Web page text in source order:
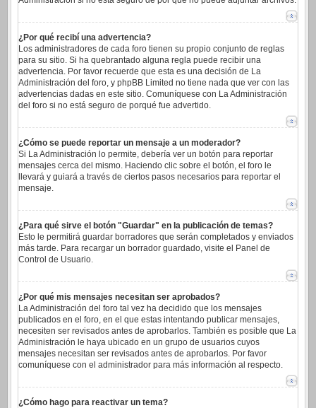
¿Por qué recibí una advertencia?
Los administradores de cada foro tienen su propio conjunto de reglas
para su sitio. Si ha quebrantado alguna regla puede recibir una
advertencia. Por favor recuerde que esta es una decisión de La
Administración del foro, y phpBB Limited no tiene nada que ver con las
advertencias dadas en este sitio. Comuníquese con La Administración
del foro si no está seguro de porqué fue advertido.
¿Cómo se puede reportar un mensaje a un moderador?
Si La Administración lo permite, debería ver un botón para reportar
mensajes cerca del mismo. Haciendo clic sobre el botón, el foro le
llevará y guiará a través de ciertos pasos necesarios para reportar el
mensaje.
¿Para qué sirve el botón "Guardar" en la publicación de temas?
Esto le permitirá guardar borradores que serán completados y enviados
más tarde. Para recargar un borrador guardado, visite el Panel de
Control de Usuario.
¿Por qué mis mensajes necesitan ser aprobados?
La Administración del foro tal vez ha decidido que los mensajes
publicados en el foro, en el que estas intentando publicar mensajes,
necesiten ser revisados antes de aprobarlos. También es posible que La
Administración le haya ubicado en un grupo de usuarios cuyos
mensajes necesitan ser revisados antes de aprobarlos. Por favor
comuníquese con el administrador para más información al respecto.
¿Cómo hago para reactivar un tema?